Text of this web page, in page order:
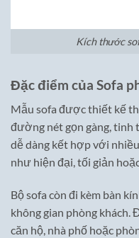
Kích thước
Đặc điểm của Sofa
Mẫu sofa được thiết kế
đường nét gọn gàng, tinh
dễ dàng kết hợp với
như hiện đại, tối giản
Bộ sofa còn đi kèm bàn
không gian phòng khách.
căn hộ, nhà phố hoặc